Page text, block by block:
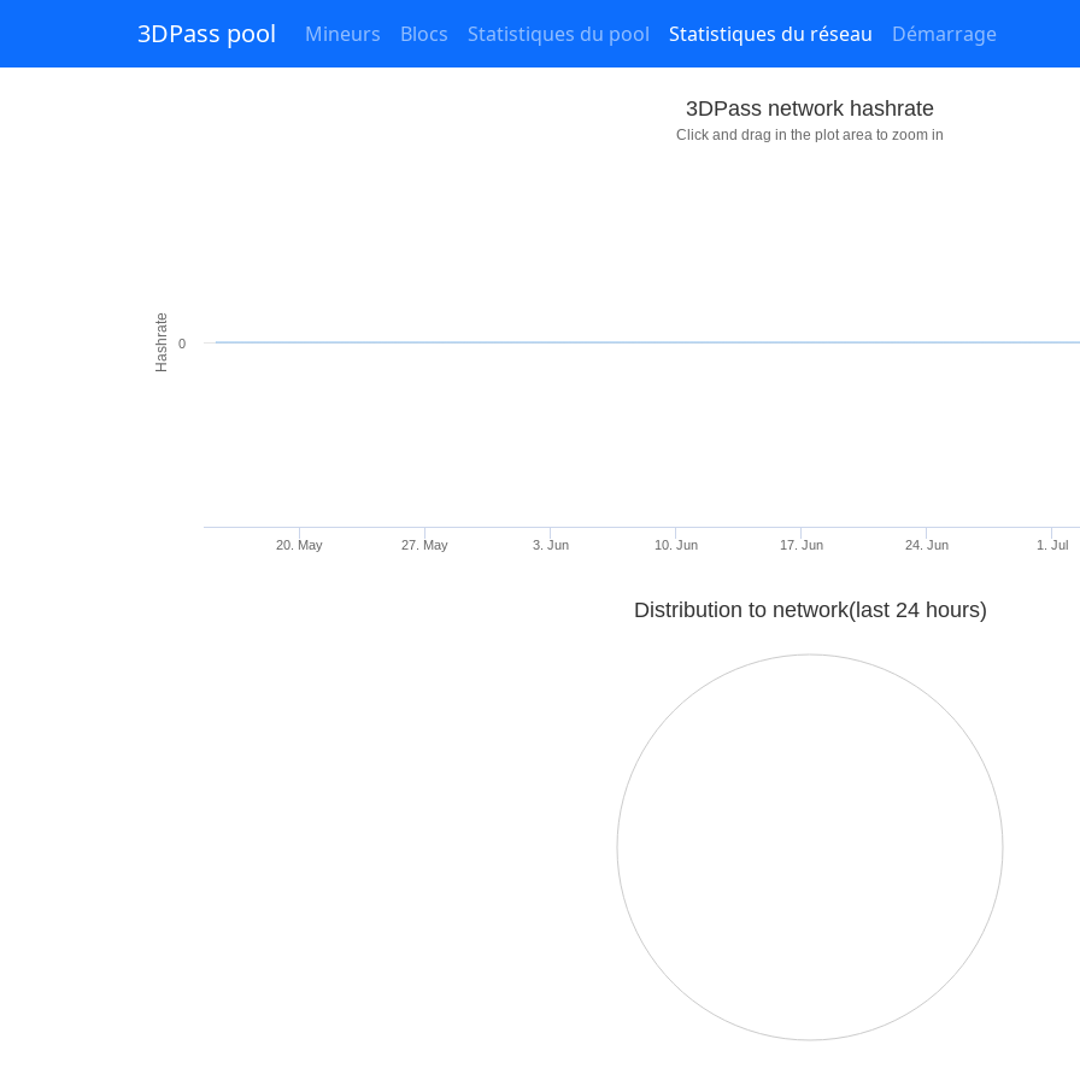
3DPass pool Mineurs Blocs Statistiques du pool Statistiques du réseau Démarrage
Hashrate
3DPass network hashrate
Click and drag in the plot area to zoom in
20. May 27. May 3. Jun 10. Jun 17. Jun 24. Jun 1. Jul
0
Distribution to network(last 24 hours)